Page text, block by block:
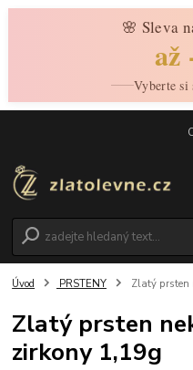
🌸 Sleva
až
Vyberte si
Úvod PRSTENY Zlatý prsten
Zlatý prsten
zirkony 1,19g